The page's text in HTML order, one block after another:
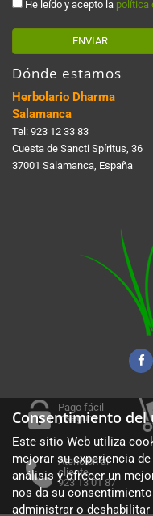
He leído y acepto la política
ENVIAR
Dónde estamos
Herbolario Dharma
Salamanca
Tel: 923 12 33 83
Cuesta de Sancti Spí­ritus, 36
37001 Salamanca, España
Pago fácil
y seguro
Atención al
cliente
923 13 01 87
Consentimiento del
Este sitio Web utiliza
mejorar su experiencia
análisis y ofrecer un
nos da su
administrar o